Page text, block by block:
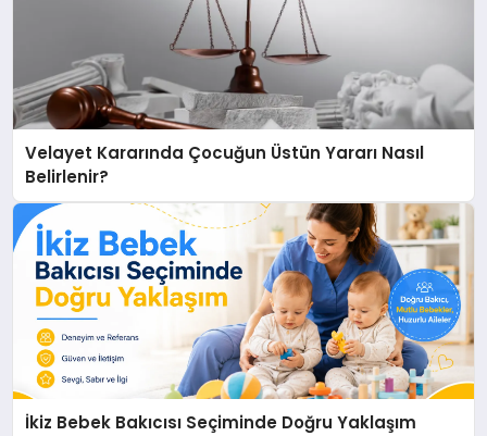
Velayet Kararında Çocuğun Üstün Yararı Nasıl
Belirlenir?
İkiz Bebek Bakıcısı Seçiminde Doğru Yaklaşım